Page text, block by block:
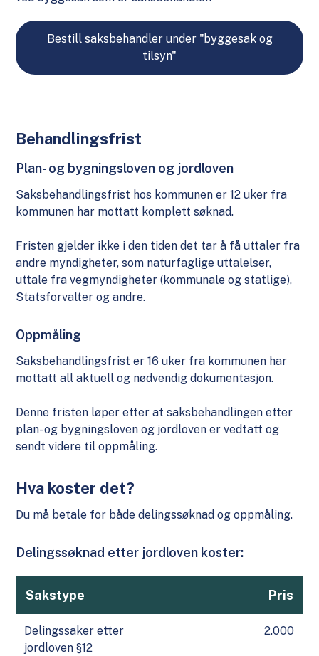
Bestill saksbehandler under "byggesak og
tilsyn"
Behandlingsfrist
Plan- og bygningsloven og jordloven
Saksbehandlingsfrist hos kommunen er 12 uker fra
kommunen har mottatt komplett søknad.
Fristen gjelder ikke i den tiden det tar å få uttaler fra
andre myndigheter, som naturfaglige uttalelser,
uttale fra vegmyndigheter (kommunale og statlige),
Statsforvalter og andre.
Oppmåling
Saksbehandlingsfrist er 16 uker fra kommunen har
mottatt all aktuell og nødvendig dokumentasjon.
Denne fristen løper etter at saksbehandlingen etter
plan- og bygningsloven og jordloven er vedtatt og
sendt videre til oppmåling.
Hva koster det?
Du må betale for både delingssøknad og oppmåling.
Delingssøknad etter jordloven koster:
Sakstype Pris
Delingssaker etter
jordloven §12
2.000